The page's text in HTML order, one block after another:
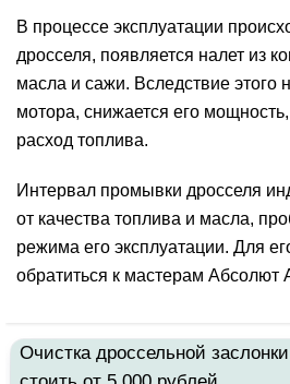
В процессе эксплуатации
дросселя, появляется налет из
масла и сажи. Вследствие этого
мотора, снижается его
расход топлива.
Интервал промывки дросселя
от качества топлива и масла,
режима его эксплуатации. Для
обратиться к мастерам Абсолют
Очистка дроссельной